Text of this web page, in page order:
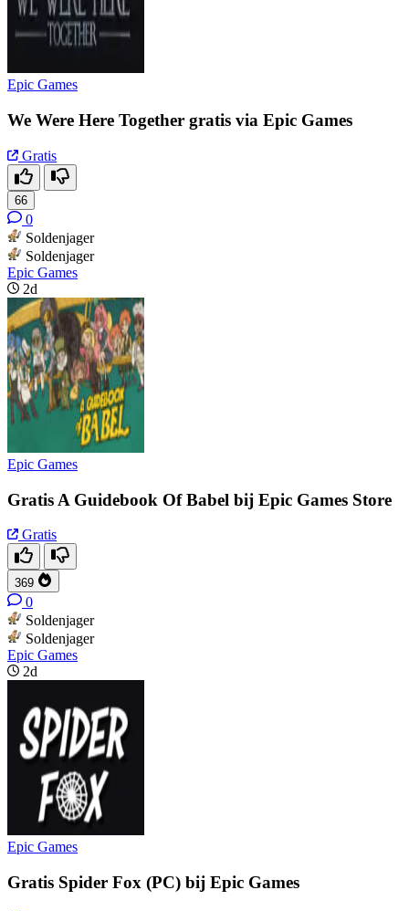
Epic Games
We Were Here Together gratis via Epic Games
Gratis
66
0
Soldenjager
Soldenjager
Epic Games
2d
Epic Games
Gratis A Guidebook Of Babel bij Epic Games Store
Gratis
369
0
Soldenjager
Soldenjager
Epic Games
2d
Epic Games
Gratis Spider Fox (PC) bij Epic Games